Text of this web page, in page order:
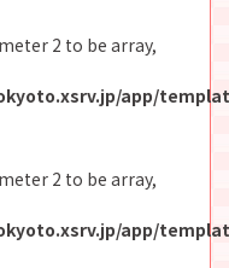
2 to be array,
app/
2 to be array,
app/